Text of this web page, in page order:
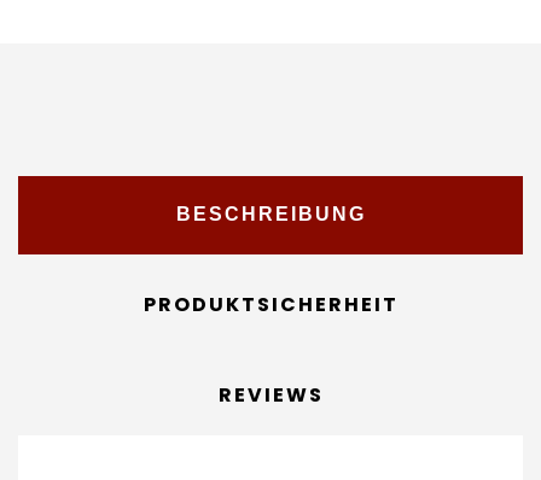
BESCHREIBUNG
PRODUKTSICHERHEIT
REVIEWS